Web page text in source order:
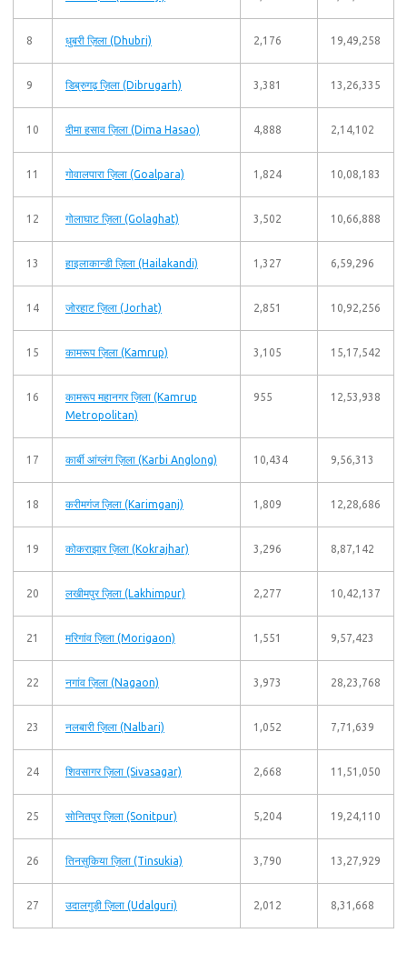
8 धुबरी ज़िला (Dhubri) 2,176 19,49,258
9 डिब्रुगढ़ ज़िला (Dibrugarh) 3,381 13,26,335
10 दीमा हसाव ज़िला (Dima Hasao) 4,888 2,14,102
11 गोवालपारा ज़िला (Goalpara) 1,824 10,08,183
12 गोलाघाट ज़िला (Golaghat) 3,502 10,66,888
13 हाइलाकान्‍डी ज़िला (Hailakandi) 1,327 6,59,296
14 जोरहाट ज़िला (Jorhat) 2,851 10,92,256
15 कामरूप ज़िला (Kamrup) 3,105 15,17,542
16
कामरूप महानगर ज़िला (Kamrup
Metropolitan)
955 12,53,938
17 कार्बी आंग्लंग ज़िला (Karbi Anglong) 10,434 9,56,313
18 करीमगंज ज़िला (Karimganj) 1,809 12,28,686
19 कोकराझार ज़िला (Kokrajhar) 3,296 8,87,142
20 लखीमपुर ज़िला (Lakhimpur) 2,277 10,42,137
21 मरिगांव ज़िला (Morigaon) 1,551 9,57,423
22 नगांव ज़िला (Nagaon) 3,973 28,23,768
23 नलबारी ज़िला (Nalbari) 1,052 7,71,639
24 शिवसागर ज़िला (Sivasagar) 2,668 11,51,050
25 सोनितपुर ज़िला (Sonitpur) 5,204 19,24,110
26 तिनसुकिया ज़िला (Tinsukia) 3,790 13,27,929
27 उदालगुड़ी ज़िला (Udalguri) 2,012 8,31,668